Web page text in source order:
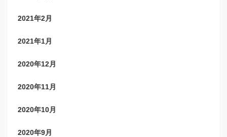
2021年2月
2021年1月
2020年12月
2020年11月
2020年10月
2020年9月